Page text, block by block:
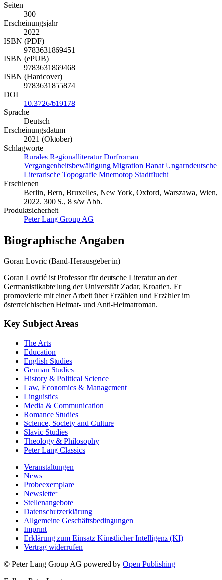
Seiten
300
Erscheinungsjahr
2022
ISBN (PDF)
9783631869451
ISBN (ePUB)
9783631869468
ISBN (Hardcover)
9783631855874
DOI
10.3726/b19178
Sprache
Deutsch
Erscheinungsdatum
2021 (Oktober)
Schlagworte
Rurales Regionalliteratur Dorfroman
Vergangenheitsbewältigung Migration Banat Ungarndeutsche
Literarische Topografie Mnemotop Stadtflucht
Erschienen
Berlin, Bern, Bruxelles, New York, Oxford, Warszawa, Wien,
2022. 300 S., 8 s/w Abb.
Produktsicherheit
Peter Lang Group AG
Biographische Angaben
Goran Lovric (Band-Herausgeber:in)
Goran Lovrić ist Professor für deutsche Literatur an der
Germanistikabteilung der Universität Zadar, Kroatien. Er
promovierte mit einer Arbeit über Erzählen und Erzähler im
österreichischen Heimat- und Anti-Heimatroman.
Key Subject Areas
The Arts
Education
English Studies
German Studies
History & Political Science
Law, Economics & Management
Linguistics
Media & Communication
Romance Studies
Science, Society and Culture
Slavic Studies
Theology & Philosophy
Peter Lang Classics
Veranstaltungen
News
Probeexemplare
Newsletter
Stellenangebote
Datenschutzerklärung
Allgemeine Geschäftsbedingungen
Imprint
Erklärung zum Einsatz Künstlicher Intelligenz (KI)
Vertrag widerrufen
© Peter Lang Group AG powered by Open Publishing